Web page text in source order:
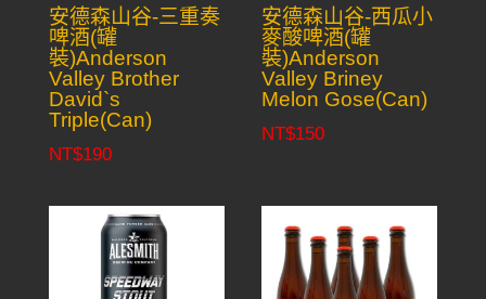
安德森山谷-三重奏
啤酒(罐
裝)Anderson
Valley Brother
David`s
Triple(Can)
NT$190
安德森山谷-西瓜小
麥酸啤酒(罐
裝)Anderson
Valley Briney
Melon Gose(Can)
NT$150